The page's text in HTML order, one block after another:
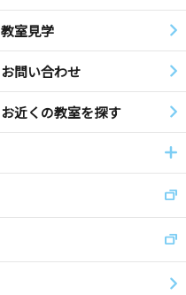
教室見学
お問い合わせ
お近くの教室を探す